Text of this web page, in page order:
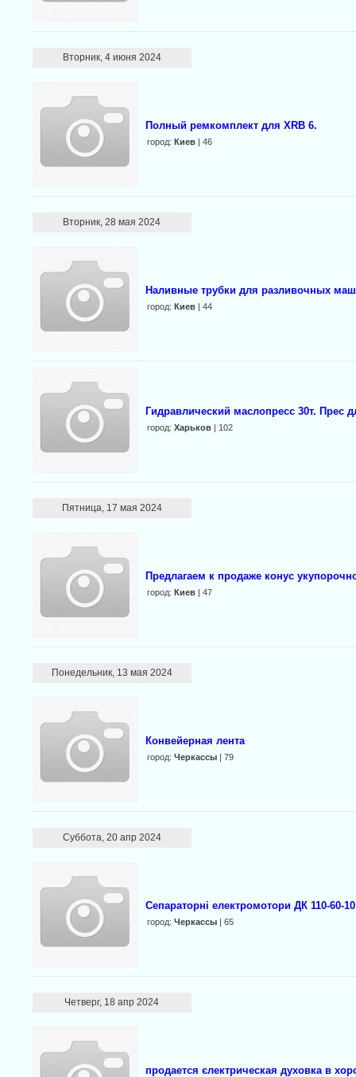
Вторник, 4 июня 2024
Полный ремкомплект для XRB 6.
город: Киев| 46
Вторник, 28 мая 2024
Наливные трубки для разливочных
город: Киев| 44
Гидравлический маслопресс 30т. Прес
город: Харьков| 102
Пятница, 17 мая 2024
Предлагаем к продаже конус
город: Киев| 47
Понедельник, 13 мая 2024
Конвейерная лента
город: Черкассы| 79
Суббота, 20 апр 2024
Сепараторні електромотори ДК 110-60-
город: Черкассы| 65
Четверг, 18 апр 2024
продается єлектрическая духовка в